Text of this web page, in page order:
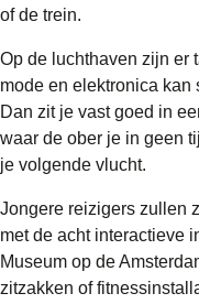
of de trein.
Op de luchthaven zijn er
mode en elektronica
Dan zit je vast goed in
waar de ober je in geen
je volgende vlucht.
Jongere reizigers zullen
met de acht interactieve
Museum op de
zitzakken of